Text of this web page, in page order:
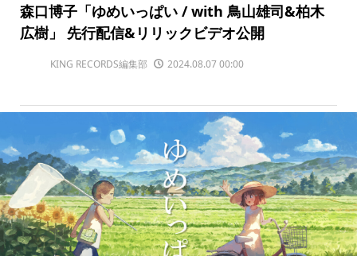
森口博子「ゆめいっぱい / with 鳥山雄司&柏木
広樹」 先行配信&リリックビデオ公開
KING RECORDS編集部 2024.08.07 00:00